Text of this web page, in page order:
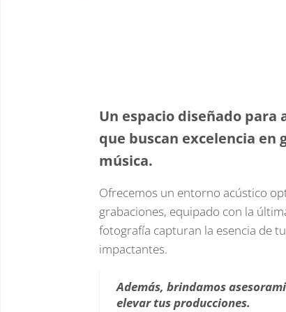
Un espacio diseñado
que buscan excelencia en
música.
Ofrecemos un entorno acústico
grabaciones, equipado con la
fotografía capturan la esencia de
impactantes.
Además, brindamos
elevar tus producciones.